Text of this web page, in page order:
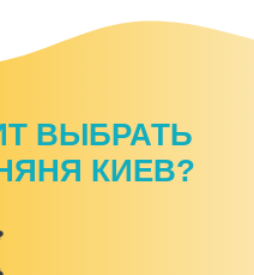
ВЫБРАТЬ
КИЕВ?